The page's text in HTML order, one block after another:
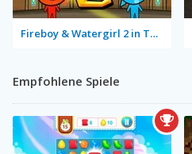
Fireboy & Watergirl 2 in The Light Temple
Empfohlene Spiele